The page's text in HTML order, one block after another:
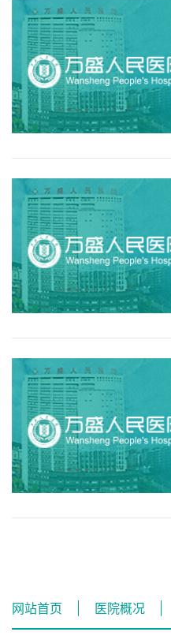
网站首页 医院概况